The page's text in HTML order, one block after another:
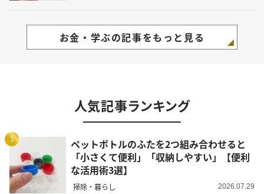
お金・学ぶの記事をもっと見る
人気記事ランキング
1
ペットボトルのふたを2つ組み合わせると
「小さくて便利」「収納しやすい」【便利
な活用術3選】
掃除・暮らし 2026.07.29